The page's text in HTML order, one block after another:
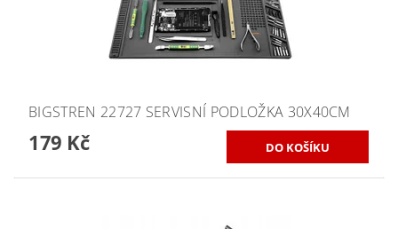
BIGSTREN 22727 SERVISNÍ PODLOŽKA 30X40CM
179 Kč